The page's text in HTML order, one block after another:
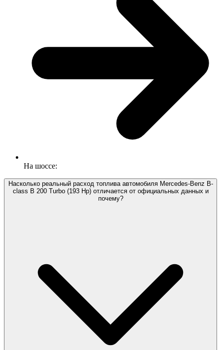
На шоссе:
Насколько реальный расход топлива автомобиля Mercedes-Benz B-
class B 200 Turbo (193 Hp) отличается от официальных данных и
почему?